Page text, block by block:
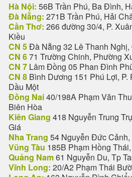
Hà Nội: 56B Trần Phú, Ba Đình,
Đà Nẵng: 271B Trần Phú, Hải
Cần Thơ: 266 đường 30/4, P.
Kiều
CN 5Đà Nẵng 32 Lê Thanh Nghị,
CN 671 Trường Chinh, Phường
CN 7 Lâm Đồng 05 Phan Đình
CN 8 Bình Dương 151 Phú Lợi, P.
Dầu Một
Đồng Nai40/198A Phạm Văn
Biên Hòa
Kiên Giang 418 Nguyễn Trung
Giá
Nha Trang 54 Nguyễn Đức Cảnh,
Vũng Tàu 185B Phạm Hồng
Quảng Nam61 Nguyễn Du, Tp
Vĩnh Long: 20/A2 Phạm Thái